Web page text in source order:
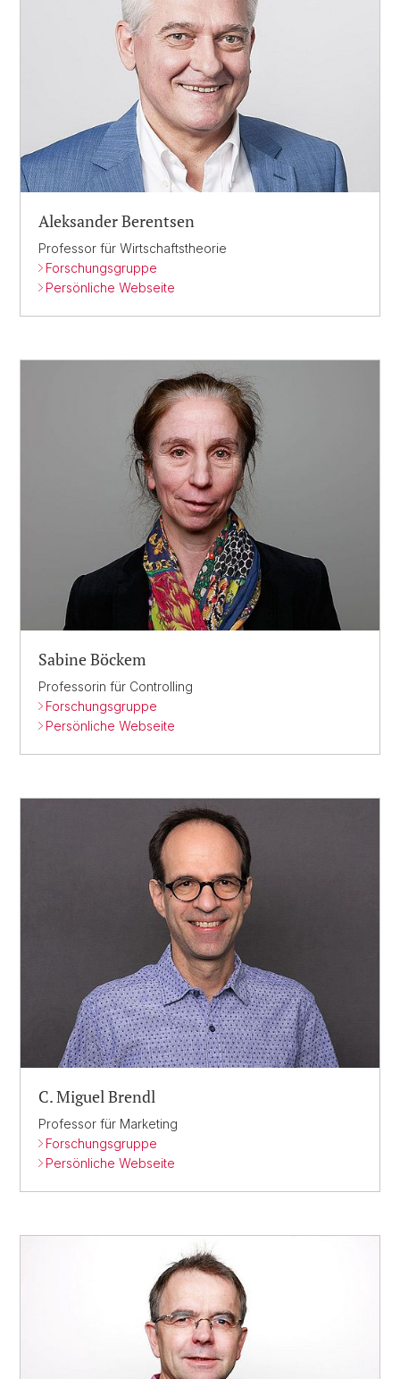
Aleksander Berentsen
Professor für Wirtschaftstheorie
Forschungsgruppe
Persönliche Webseite
Sabine Böckem
Professorin für Controlling
Forschungsgruppe
Persönliche Webseite
C. Miguel Brendl
Professor für Marketing
Forschungsgruppe
Persönliche Webseite